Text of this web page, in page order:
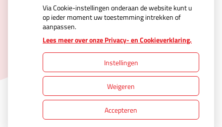
Uw Zorg Online|Beheer
|Cookie-instellingen
Voorwaarden
Via Cookie-instellingen onderaan de website kunt u
op ieder moment uw toestemming intrekken of
aanpassen.
Lees meer over onze Privacy- en Cookieverklaring.
Instellingen
Weigeren
Accepteren